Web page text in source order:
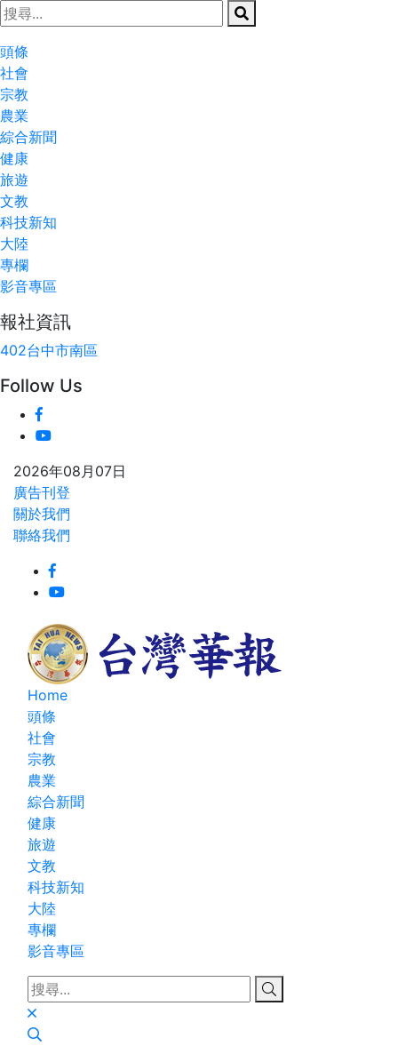
頭條
社會
宗教
農業
綜合新聞
健康
旅遊
文教
科技新知
大陸
專欄
影音專區
報社資訊
402台中市南區
Follow Us
2026年08月07日
廣告刊登
關於我們
聯絡我們
Home
頭條
社會
宗教
農業
綜合新聞
健康
旅遊
文教
科技新知
大陸
專欄
影音專區